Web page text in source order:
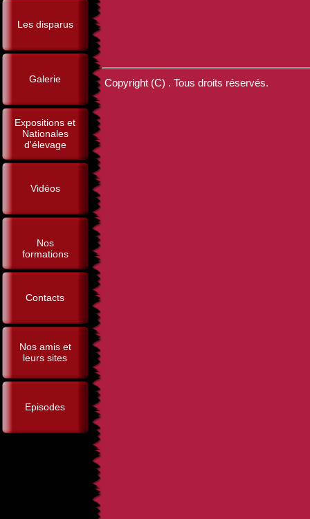
Les disparus
Galerie
Expositions et
Nationales
d'élevage
Vidéos
Nos
formations
Contacts
Nos amis et
leurs sites
Episodes
Copyright (C) . Tous droits réservés.